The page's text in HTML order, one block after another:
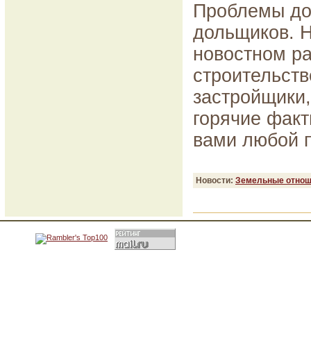
Проблемы
дольщиков.
новостном
горячие
вами любой
Новости: Земельные